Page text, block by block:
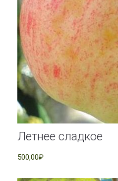
Летнее сладкое
500,00₽